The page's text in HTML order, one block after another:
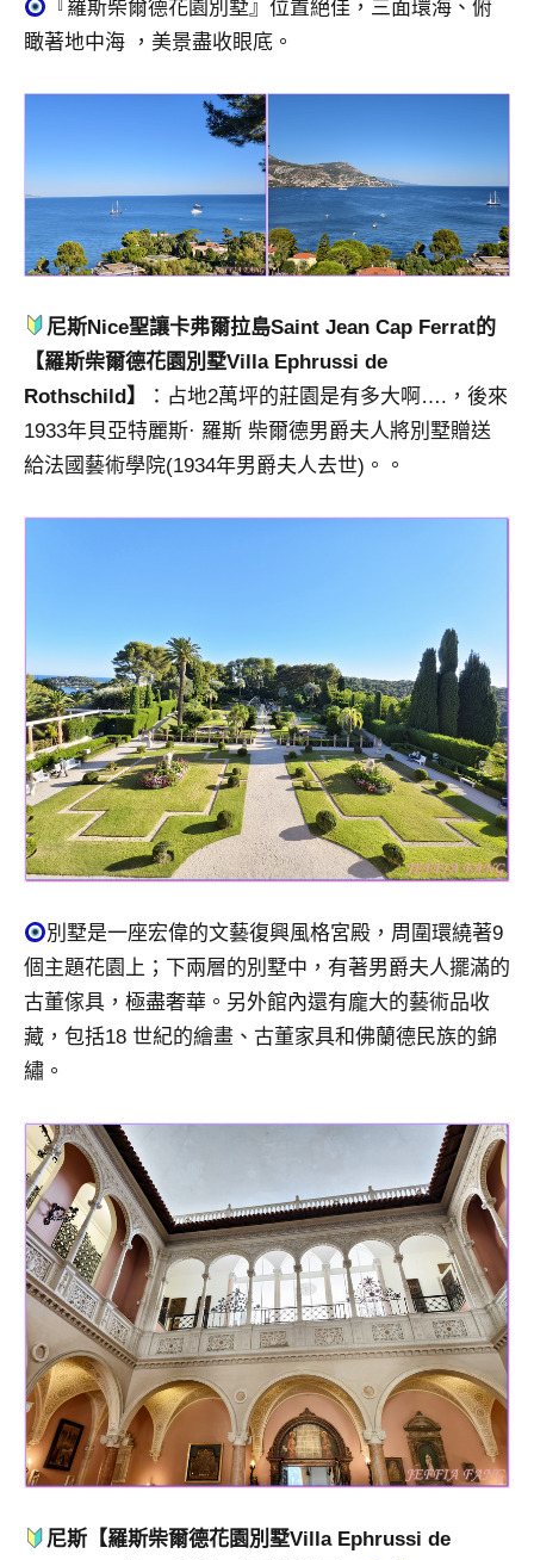
『羅斯柴爾德花園別墅』位置絕佳，三面環海、俯
瞰著地中海 ，美景盡收眼底。
尼斯Nice聖讓卡弗爾拉島Saint Jean Cap Ferrat的
【羅斯柴爾德花園別墅Villa Ephrussi de
Rothschild】
：占地2萬坪的莊園是有多大啊….，後來
1933年貝亞特麗斯· 羅斯 柴爾德男爵夫人將別墅贈送
給法國藝術學院(1934年男爵夫人去世)。。
別墅是一座宏偉的文藝復興風格宮殿，周圍環繞著9
個主題花園上；下兩層的別墅中，有著男爵夫人擺滿的
古董傢具，極盡奢華。另外館內還有龐大的藝術品收
藏，包括18 世紀的繪畫、古董家具和佛蘭德民族的錦
繡。
尼斯【羅斯柴爾德花園別墅Villa Ephrussi de